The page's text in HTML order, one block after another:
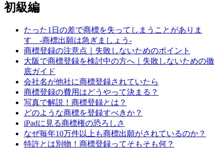
初級編
たった1日の差で商標を失ってしまうことがありま
す -商標出願は急ぎましょう-
商標登録の注意点｜失敗しないためのポイント
大阪で商標登録を検討中の方へ｜失敗しないための徹
底ガイド
会社名が他社に商標登録されていたら
商標登録の費用はどうやって決まる？
写真で解説！商標登録とは？
どのような商標を登録すべきか？
iPadに見る商標権の恐ろしさ
なぜ毎年10万件以上も商標出願がされているのか？
特許とは別物！商標登録ってそもそも何？